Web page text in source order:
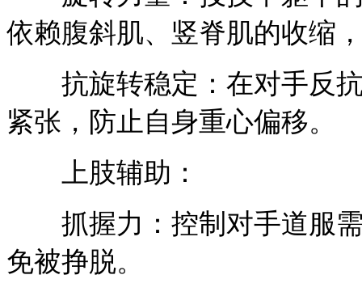
依赖腹斜肌、竖脊肌的收缩
抗旋转稳定：在对手反抗
紧张，防止自身重心偏移。
上肢辅助：
抓握力：控制对手道服需
免被挣脱。